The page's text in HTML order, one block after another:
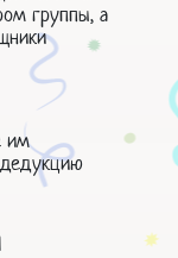
группы, а
им
дедукцию